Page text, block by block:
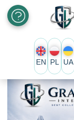
EN PL UA